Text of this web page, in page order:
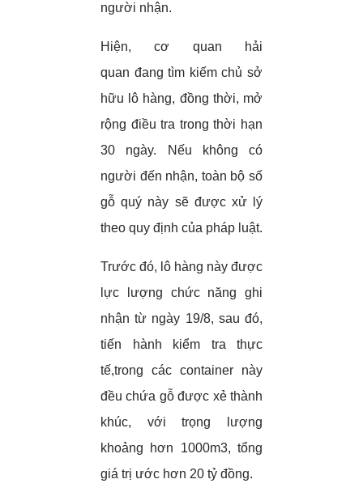
người nhận.
Hiện, cơ quan hải
quan đang tìm kiếm chủ sở
hữu lô hàng, đồng thời, mở
rộng điều tra trong thời hạn
30 ngày. Nếu không có
người đến nhận, toàn bộ số
gỗ quý này sẽ được xử lý
theo quy định của pháp luật.
Trước đó, lô hàng này được
lực lượng chức năng ghi
nhận từ ngày 19/8, sau đó,
tiến hành kiểm tra thực
tế,trong các container này
đều chứa gỗ được xẻ thành
khúc, với trọng lượng
khoảng hơn 1000m3, tổng
giá trị ước hơn 20 tỷ đồng.